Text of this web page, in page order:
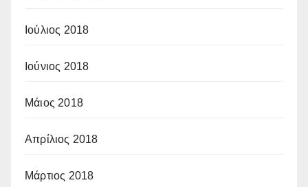
Ιούλιος 2018
Ιούνιος 2018
Μάιος 2018
Απρίλιος 2018
Μάρτιος 2018